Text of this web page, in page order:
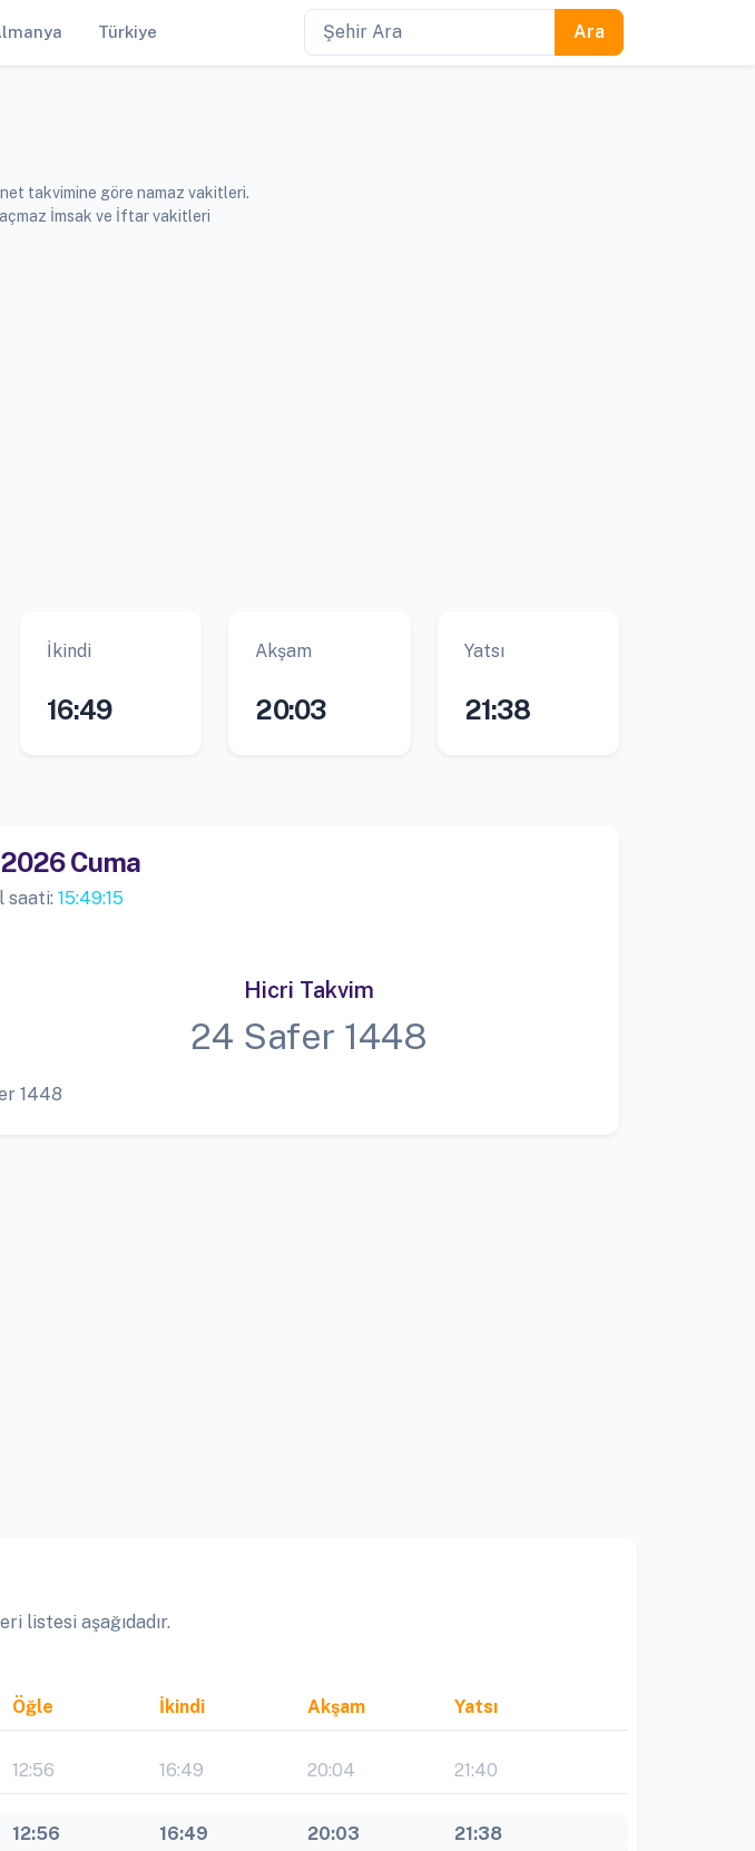
Türkiye
takvimine göre namaz vakitleri.
İmsak ve İftar vakitleri
İkindi
16:49
Akşam
20:03
Yatsı
21:38
Cuma
saati: 15:49:15
Hicri Takvim
24 Safer 1448
1448
listesi aşağıdadır.
Öğle İkindi Akşam Yatsı
12:56 16:49 20:04 21:40
12:56 16:49 20:03 21:38